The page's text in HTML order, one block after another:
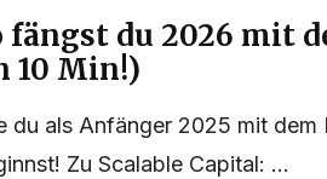
fängst du 2026 mit
10 Min!)
du als Anfänger 2025 mit dem
Zu Scalable Capital: ...